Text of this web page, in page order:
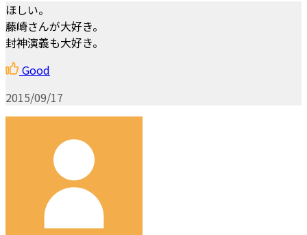
ほしい。
藤崎さんが大好き。
封神演義も大好き。
Good
2015/09/17